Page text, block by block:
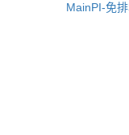
MainPI-免